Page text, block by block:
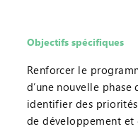
Objectifs spécifiques
Renforcer le
d’une nouvelle phase
identifier des
de développement